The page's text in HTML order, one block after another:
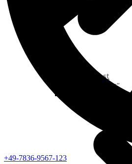
Neue Podcast
Podcast „Shorts“
Podcast-Sammlungen
+49-7836-9567-123